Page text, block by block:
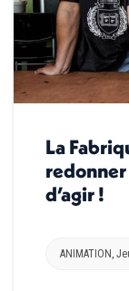
La
d’agir !
ANIMATION